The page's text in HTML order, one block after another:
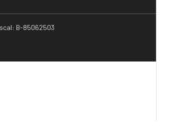
B-85062503